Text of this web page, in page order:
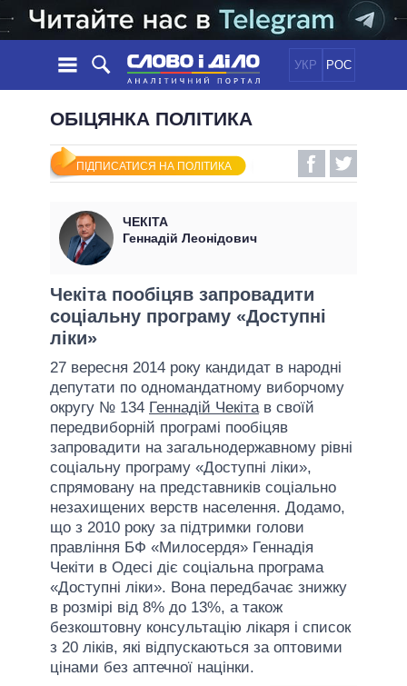
УКР РОС
НОВИНИ
СТРІЧКА
ПОДІЇ
СТАТТІ
ДУМКИ
ОГЛЯДИ
ДАЙДЖЕСТИ
ПОЛІТИКА
ЕКОНОМІКА
СВІТ
ОБIЦЯНКИ
УСІ ПОЛІТИКИ
ПРЕЗИДЕНТ І ОФІС
ВЕРХОВНА РАДА
КАБІНЕТ МІНІСТРІВ
ГОЛОВИ ОБЛАДМІНІСТРАЦІЙ
МЕРИ МІСТ
ВСІ ПЕРСОНИ
ІНФОГРАФІКА
ПІДТРИМАТИ
ОБІЦЯНКА ПОЛІТИКА
ПІДПИСАТИСЯ НА ПОЛІТИКА
ЧЕКІТА
Геннадій Леонідович
Чекіта пообіцяв запровадити
соціальну програму «Доступні
ліки»
27 вересня 2014 року кандидат в народні
депутати по одномандатному виборчому
округу № 134 Геннадій Чекіта в своїй
передвиборній програмі пообіцяв
запровадити на загальнодержавному рівні
соціальну програму «Доступні ліки»,
спрямовану на представників соціально
незахищених верств населення. Додамо,
що з 2010 року за підтримки голови
правління БФ «Милосердя» Геннадія
Чекіти в Одесі діє соціальна програма
«Доступні ліки». Вона передбачає знижку
в розмірі від 8% до 13%, а також
безкоштовну консультацію лікаря і список
з 20 ліків, які відпускаються за оптовими
цінами без аптечної націнки.